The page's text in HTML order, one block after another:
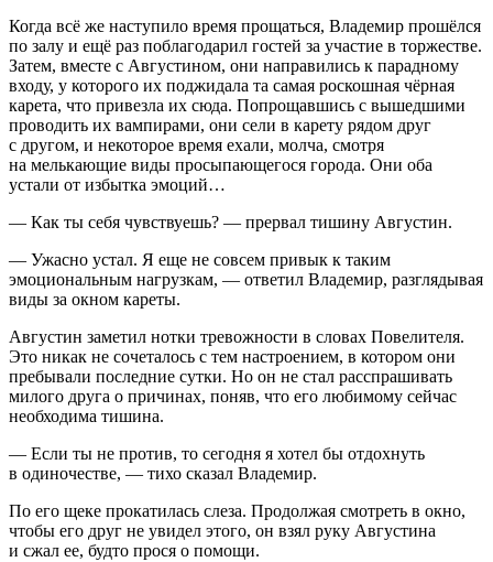
Когда всё же наступило время прощаться, Владемир прошёлся
по залу и ещё раз поблагодарил гостей за участие в торжестве.
Затем, вместе с Августином, они направились к парадному
входу, у которого их поджидала та самая роскошная чёрная
карета, что привезла их сюда. Попрощавшись с вышедшими
проводить их вампирами, они сели в карету рядом друг
с другом, и некоторое время ехали, молча, смотря
на мелькающие виды просыпающегося города. Они оба
устали от избытка эмоций…
— Как ты себя чувствуешь? — прервал тишину Августин.
— Ужасно устал. Я еще не совсем привык к таким
эмоциональным нагрузкам, — ответил Владемир, разглядывая
виды за окном кареты.
Августин заметил нотки тревожности в словах Повелителя.
Это никак не сочеталось с тем настроением, в котором они
пребывали последние сутки. Но он не стал расспрашивать
милого друга о причинах, поняв, что его любимому сейчас
необходима тишина.
— Если ты не против, то сегодня я хотел бы отдохнуть
в одиночестве, — тихо сказал Владемир.
По его щеке прокатилась слеза. Продолжая смотреть в окно,
чтобы его друг не увидел этого, он взял руку Августина
и сжал ее, будто прося о помощи.